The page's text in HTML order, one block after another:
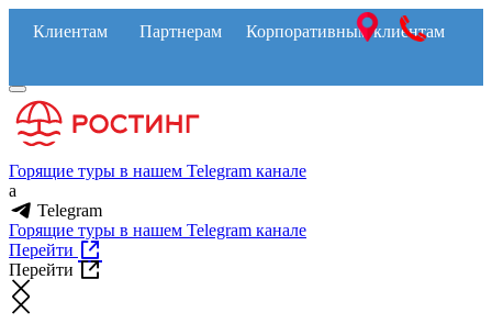
Клиентам Партнерам Корпоративным клиентам
Горящие туры в нашем Telegram канале
a
Telegram
Горящие туры в нашем Telegram канале
Перейти
Перейти